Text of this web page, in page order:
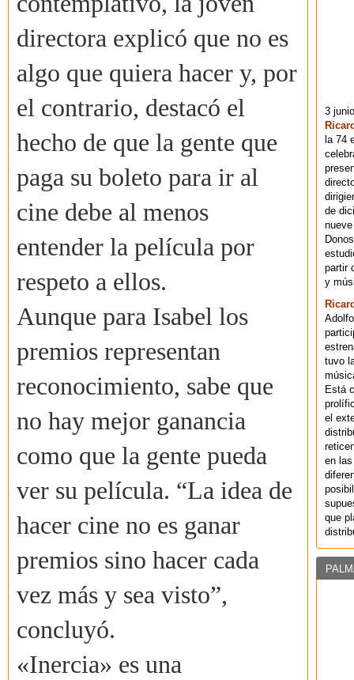
directora explicó que no es
algo que quiera hacer y, por
el contrario, destacó el
hecho de que la gente que
paga su boleto para ir al
cine debe al menos
entender la película por
respeto a ellos.
Aunque para Isabel los
premios representan
reconocimiento, sabe que
no hay mejor ganancia
como que la gente pueda
ver su película. “La idea de
hacer cine no es ganar
premios sino hacer cada
vez más y sea visto”,
concluyó.
«Inercia» es una
3
la 74
de
partir
y
tuvo
Está
el
en
que